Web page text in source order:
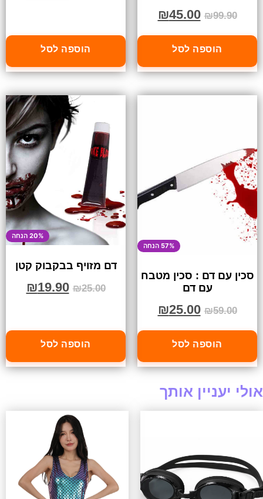
₪99.90
₪45.00
הוספה לסל הוספה לסל
57% הנחה
סכין עם דם : סכין מטבח
עם דם
₪59.00
₪25.00
הוספה לסל
20% הנחה
דם מזויף בבקבוק קטן
₪25.00
₪19.90
הוספה לסל
אולי יעניין אותך